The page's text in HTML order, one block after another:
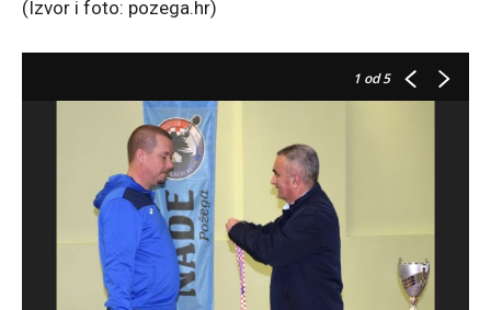
(Izvor i foto: pozega.hr)
1 od 5